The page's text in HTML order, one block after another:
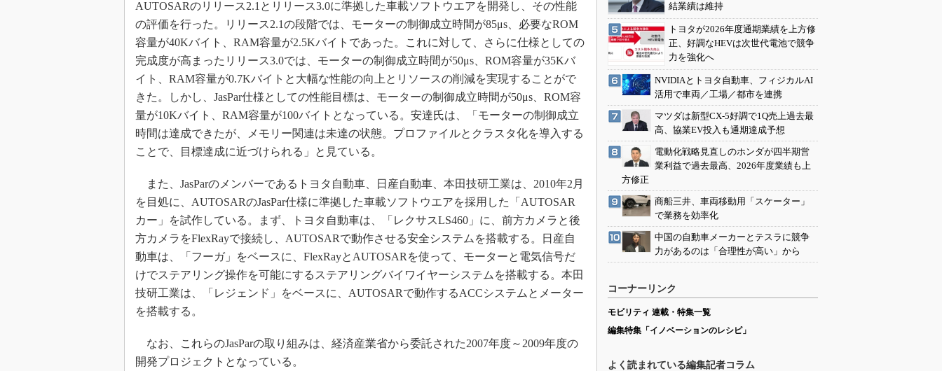
イノベーション
製造業ビッグデータ
メイドインジャパン
植物工場
知財マネジメント
制御セキュリティ
新型コロナへの対応
AUTOSARのリリース2.1とリリース3.0に準拠した車載ソフトウエアを開発し、その性能
の評価を行った。リリース2.1の段階では、モーターの制御成立時間が85μs、必要なROM
容量が40Kバイト、RAM容量が2.5Kバイトであった。これに対して、さらに仕様としての
完成度が高まったリリース3.0では、モーターの制御成立時間が50μs、ROM容量が35Kバ
イト、RAM容量が0.7Kバイトと大幅な性能の向上とリソースの削減を実現することがで
きた。しかし、JasPar仕様としての性能目標は、モーターの制御成立時間が50μs、ROM容
量が10Kバイト、RAM容量が100バイトとなっている。安達氏は、「モーターの制御成立
時間は達成できたが、メモリー関連は未達の状態。プロファイルとクラスタ化を導入する
ことで、目標達成に近づけられる」と見ている。
また、JasParのメンバーであるトヨタ自動車、日産自動車、本田技研工業は、2010年2月
を目処に、AUTOSARのJasPar仕様に準拠した車載ソフトウエアを採用した「AUTOSAR
カー」を試作している。まず、トヨタ自動車は、「レクサスLS460」に、前方カメラと後
方カメラをFlexRayで接続し、AUTOSARで動作させる安全システムを搭載する。日産自
動車は、「フーガ」をベースに、FlexRayとAUTOSARを使って、モーターと電気信号だ
けでステアリング操作を可能にするステアリングバイワイヤーシステムを搭載する。本田
技研工業は、「レジェンド」をベースに、AUTOSARで動作するACCシステムとメーター
を搭載する。
なお、これらのJasParの取り組みは、経済産業省から委託された2007年度～2009年度の
開発プロジェクトとなっている。
結業績は維持
トヨタが2026年度通期業績を上方修
正、好調なHEVは次世代電池で競争
力を強化へ
NVIDIAとトヨタ自動車、フィジカルAI
活用で車両／工場／都市を連携
マツダは新型CX-5好調で1Q売上過去最
高、協業EV投入も通期達成予想
電動化戦略見直しのホンダが四半期営
業利益で過去最高、2026年度業績も上
方修正
商船三井、車両移動用「スケーター」
で業務を効率化
中国の自動車メーカーとテスラに競争
力があるのは「合理性が高い」から
コーナーリンク
モビリティ 連載・特集一覧
編集特集「イノベーションのレシピ」
よく読まれている編集記者コラム